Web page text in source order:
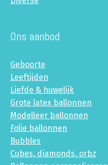
Ons aanbod
Geboorte
Leeftijden
Liefde & huwelijk
Grote latex ballonnen
Modelleer ballonnen
Folie ballonnen
Bubbles
Cubes, diamonds, orbz